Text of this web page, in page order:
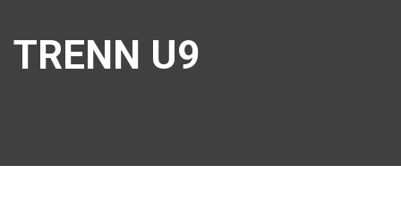
TRENN U9